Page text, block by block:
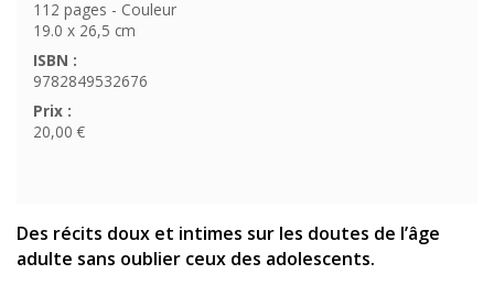
112 pages - Couleur
19.0 x 26,5 cm
ISBN :
9782849532676
Prix :
20,00 €
Des récits doux et intimes sur les doutes de l’âge
adulte sans oublier ceux des adolescents.